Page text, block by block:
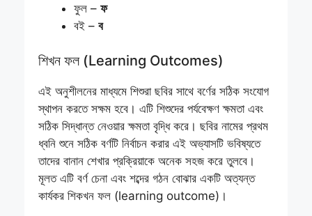
ফুল – ফ
বই – ব
শিখন ফল (Learning Outcomes)
এই অনুশীলনের মাধ্যমে শিশুরা ছবির সাথে বর্ণের সঠিক সংযোগ
স্থাপন করতে সক্ষম হবে। এটি শিশুদের পর্যবেক্ষণ ক্ষমতা এবং
সঠিক সিদ্ধান্ত নেওয়ার ক্ষমতা বৃদ্ধি করে। ছবির নামের প্রথম
ধ্বনি শুনে সঠিক বর্ণটি নির্বাচন করার এই অভ্যাসটি ভবিষ্যতে
তাদের বানান শেখার প্রক্রিয়াকে অনেক সহজ করে তুলবে।
মূলত এটি বর্ণ চেনা এবং শব্দের গঠন বোঝার একটি অত্যন্ত
কার্যকর শিকখন ফল (learning outcome)।